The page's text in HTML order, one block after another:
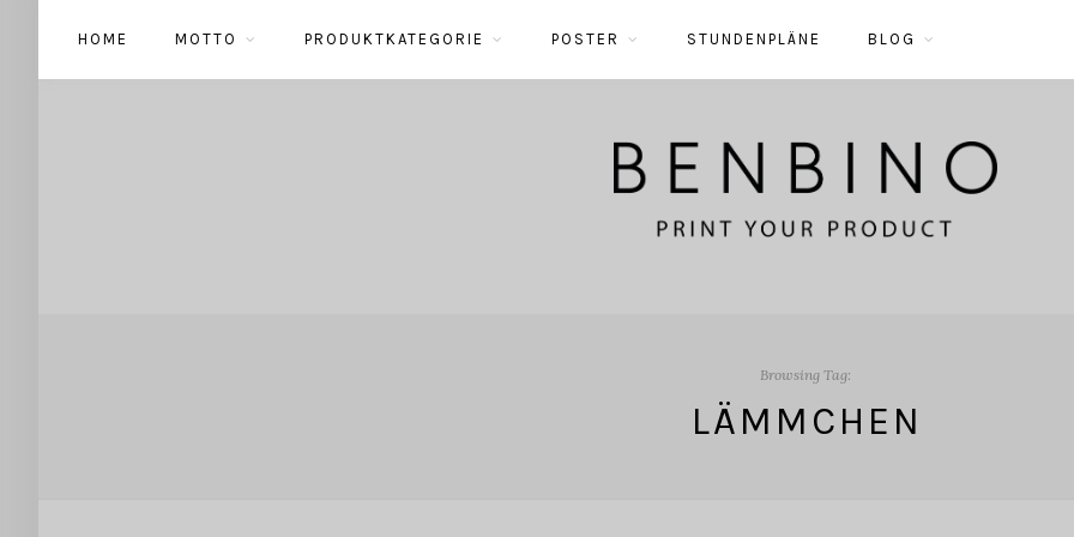
HOME MOTTO PRODUKTKATEGORIE POSTER STUNDENPLÄNE BLOG
Browsing Tag:
LÄMMCHEN